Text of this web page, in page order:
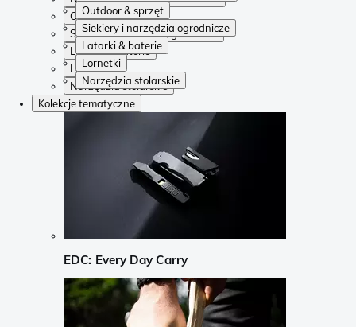
Outdoor & sprzęt
Siekiery i narzędzia ogrodnicze
Latarki & baterie
Lornetki
Narzędzia stolarskie
Outdoor & sprzęt
Siekiery i narzędzia ogrodnicze
Latarki & baterie
Lornetki
Narzędzia stolarskie
Kolekcje tematyczne
EDC: Every Day Carry